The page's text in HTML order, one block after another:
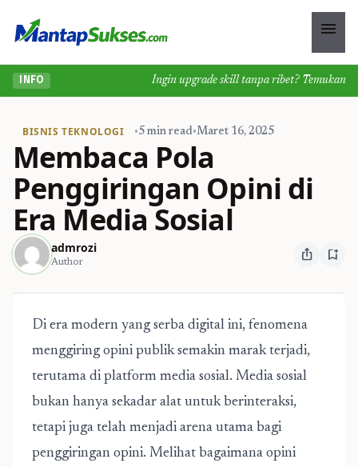
menu
INFO Ingin upgrade skill tanpa ribet? Temukan
BISNIS TEKNOLOGI •5 min read•Maret 16, 2025
Membaca Pola
Penggiringan Opini di
Era Media Sosial
admrozi
Author ios_share bookmark_add
Di era modern yang serba digital ini, fenomena
menggiring opini publik semakin marak terjadi,
terutama di platform media sosial. Media sosial
bukan hanya sekadar alat untuk berinteraksi,
tetapi juga telah menjadi arena utama bagi
penggiringan opini. Melihat bagaimana opini